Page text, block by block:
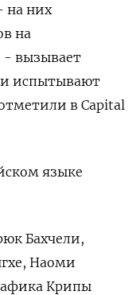
на них
на
- вызывает
испытывают
в Capital
языке
Бахчели,
Наоми
Крипы